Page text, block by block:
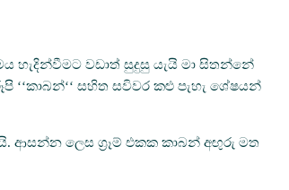
වඩාත් සුදුසු යැයි මා සිතන්නේ
‘‘කාබන්‘‘ සහිත සවිවර කළු පැහැ ශේෂයන්
ආසන්න ලෙස ග්‍රෑම් එකක කාබන් අඟුරු මත